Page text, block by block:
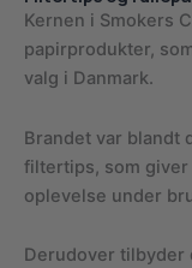
Kernen i Smokers
papirprodukter,
valg i Danmark.
Brandet var blandt
filtertips, som
oplevelse under
Derudover tilbyder